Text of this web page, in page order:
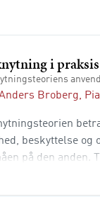
i praksis
Broberg,
beskyttelse og
på den anden.